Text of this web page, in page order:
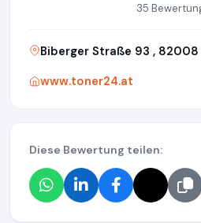
35
Biberger Straße 93 ,
www.toner24.at
Diese Bewertung teilen: